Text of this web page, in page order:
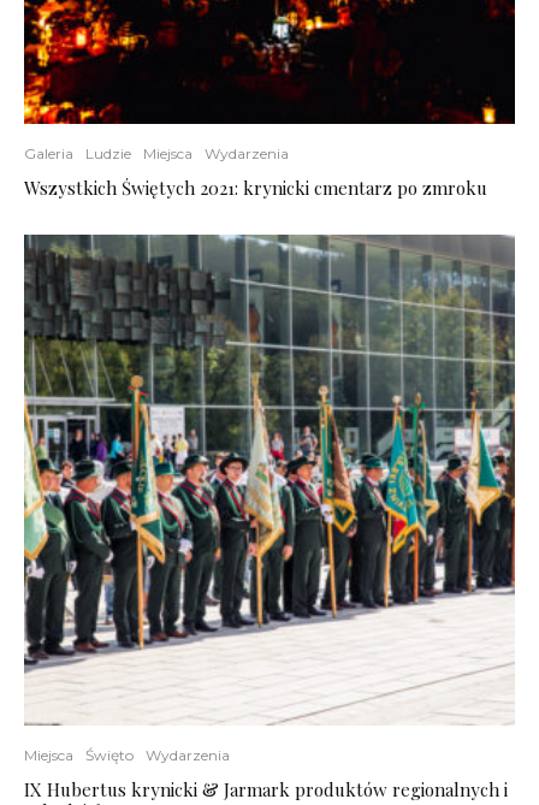
Galeria Ludzie Miejsca Wydarzenia
Wszystkich Świętych 2021: krynicki cmentarz po zmroku
Miejsca Święto Wydarzenia
IX Hubertus krynicki & Jarmark produktów regionalnych i